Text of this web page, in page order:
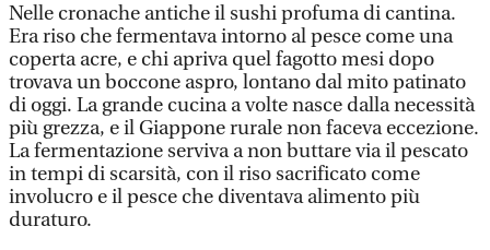
Nelle cronache antiche il sushi profuma di cantina.
Era riso che fermentava intorno al pesce come una
coperta acre, e chi apriva quel fagotto mesi dopo
trovava un boccone aspro, lontano dal mito patinato
di oggi. La grande cucina a volte nasce dalla necessità
più grezza, e il Giappone rurale non faceva eccezione.
La fermentazione serviva a non buttare via il pescato
in tempi di scarsità, con il riso sacrificato come
involucro e il pesce che diventava alimento più
duraturo.